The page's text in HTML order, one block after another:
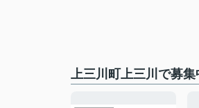
上三川町上三川で募集